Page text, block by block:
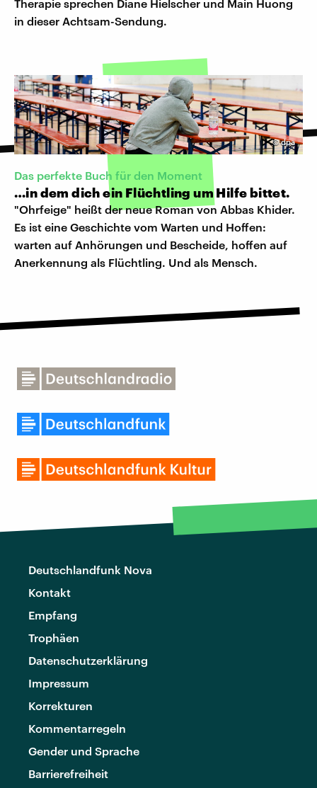
Therapie sprechen Diane Hielscher und Main Huong
in dieser Achtsam-Sendung.
©dpa
Das perfekte Buch für den Moment
…in dem dich ein Flüchtling um Hilfe bittet.
"Ohrfeige" heißt der neue Roman von Abbas Khider.
Es ist eine Geschichte vom Warten und Hoffen:
warten auf Anhörungen und Bescheide, hoffen auf
Anerkennung als Flüchtling. Und als Mensch.
Deutschlandfunk Nova
Kontakt
Empfang
Trophäen
Datenschutzerklärung
Impressum
Korrekturen
Kommentarregeln
Gender und Sprache
Barrierefreiheit